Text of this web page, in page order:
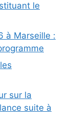
le
à Marseille :
sur la
suite à